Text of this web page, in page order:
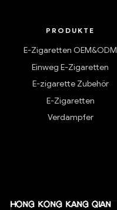
PRODUKTE
E-Zigaretten OEM&ODM
Einweg E-Zigaretten
E-zigarette Zubehör
E-Zigaretten
Verdampfer